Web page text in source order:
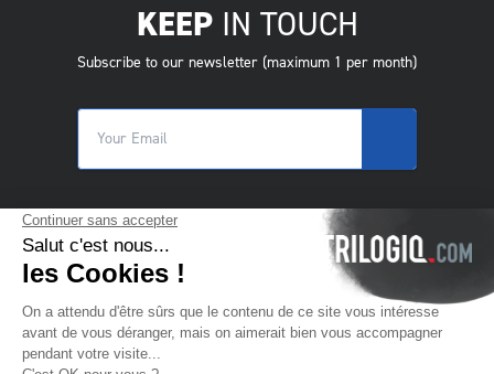
KEEPIN TOUCH
Subscribe to our newsletter (maximum 1 per month)
© 2025 Trilogiq SA.